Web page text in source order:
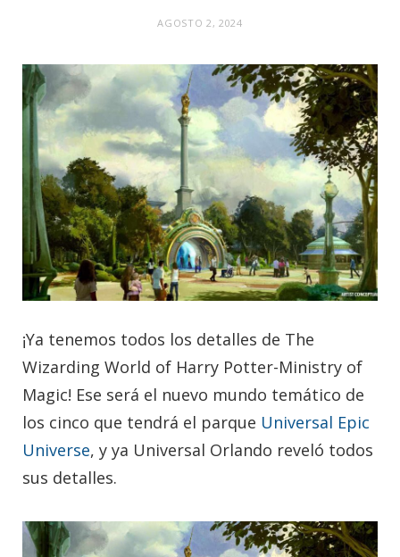
AGOSTO 2, 2024
¡Ya tenemos todos los detalles de The
Wizarding World of Harry Potter-Ministry of
Magic! Ese será el nuevo mundo temático de
los cinco que tendrá el parque Universal Epic
Universe, y ya Universal Orlando reveló todos
sus detalles.